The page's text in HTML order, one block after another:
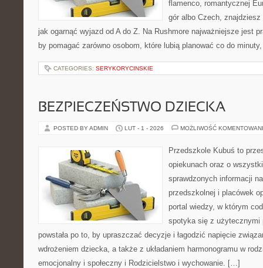
flamenco, romantycznej
gór albo Czech,
jak ogarnąć wyjazd od A do Z. Na Rushmore najważniejsze jest
by pomagać zarówno osobom, które lubią planować co do
CATEGORIES: SERYKORYCINSKIE
BEZPIECZEŃSTWO DZIECKA
POSTED BY ADMIN LUT - 1 - 2026 MOŻLIWOŚĆ
Przedszkole Kubuś to
opiekunach oraz o
sprawdzonych informacji
przedszkolnej i placówek
portal wiedzy, w którym
spotyka się z użytecznymi
powstała po to, by upraszczać decyzje i łagodzić napięcie
wdrożeniem dziecka, a także z układaniem harmonogramu w
emocjonalny i społeczny i Rodzicielstwo i wychowanie. […]